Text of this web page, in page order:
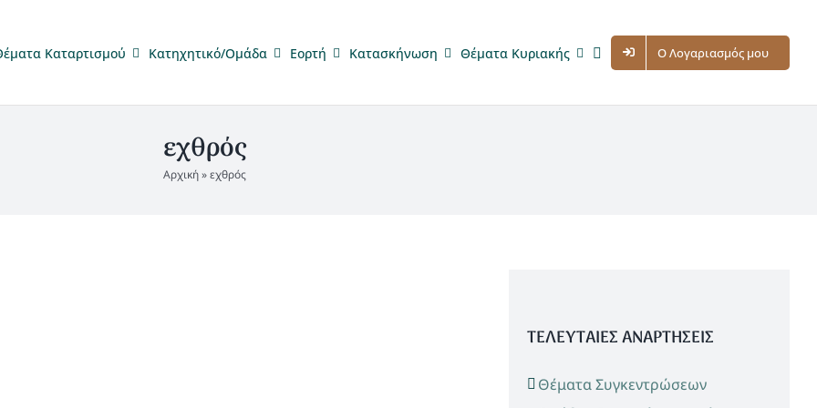
Καταρτισμού Κατηχητικό/Ομάδα Eορτή Κατασκήνωση Θέματα Κυριακής Ο Λογαριασμός μου
εχθρός
Αρχική»εχθρός
ΤΕΛΕΥΤΑΙΕΣ ΑΝΑΡΤΗΣΕΙΣ
Θέματα Συγκεντρώσεων